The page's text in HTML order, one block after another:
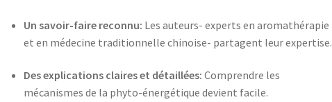
Un savoir-faire reconnu: Les auteurs- experts en aromathérapie
et en médecine traditionnelle chinoise- partagent leur expertise.
Des explications claires et détaillées: Comprendre les
mécanismes de la phyto-énergétique devient facile.